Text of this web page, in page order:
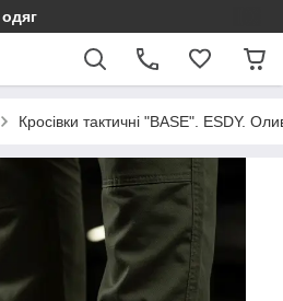
Кросівки тактичні "BASE". ESDY.